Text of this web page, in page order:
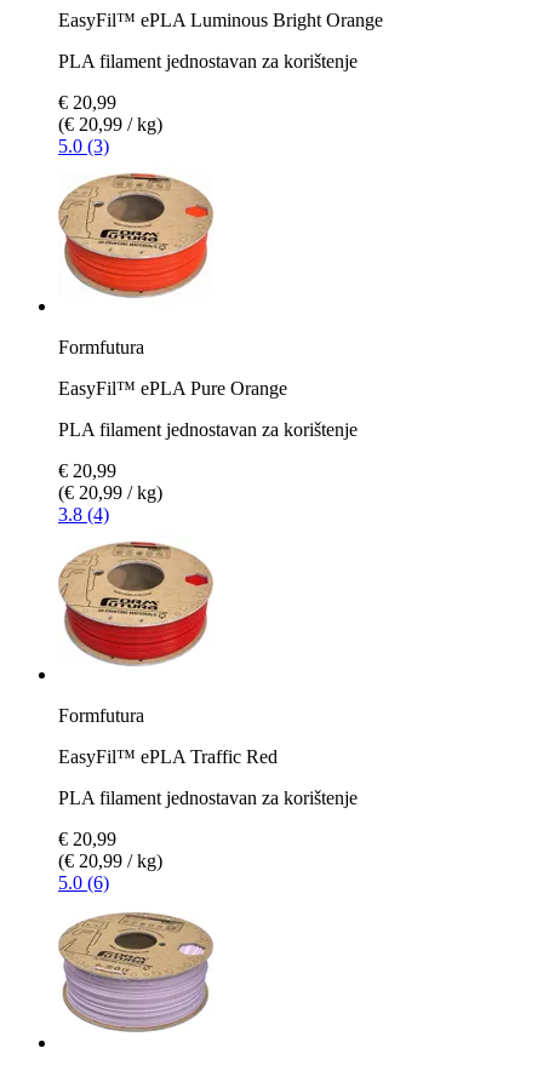
EasyFil™ ePLA Luminous Bright Orange
PLA filament jednostavan za korištenje
€ 20,99
(€ 20,99 / kg)
5.0 (3)
Formfutura
EasyFil™ ePLA Pure Orange
PLA filament jednostavan za korištenje
€ 20,99
(€ 20,99 / kg)
3.8 (4)
Formfutura
EasyFil™ ePLA Traffic Red
PLA filament jednostavan za korištenje
€ 20,99
(€ 20,99 / kg)
5.0 (6)